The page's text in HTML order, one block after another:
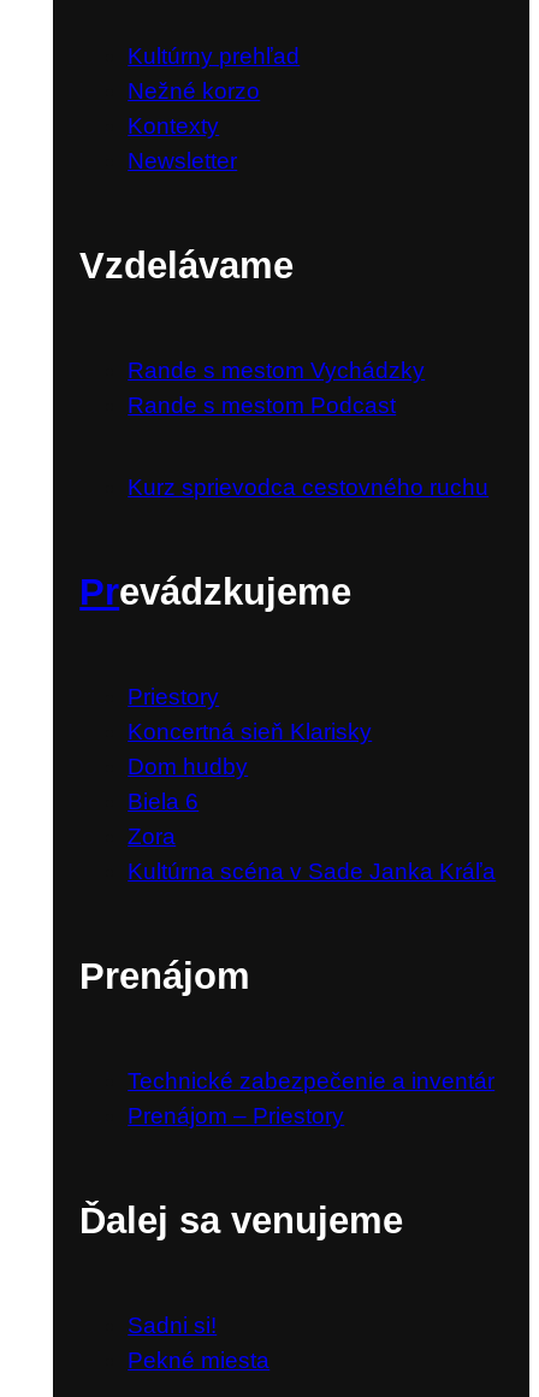
Kultúrny prehľad
Nežné korzo
Kontexty
Newsletter
Vzdelávame
Rande s mestom Vychádzky
Rande s mestom Podcast
Kurz sprievodca cestovného ruchu
Prevádzkujeme
Priestory
Koncertná sieň Klarisky
Dom hudby
Biela 6
Zora
Kultúrna scéna v Sade Janka Kráľa
Prenájom
Technické zabezpečenie a inventár
Prenájom – Priestory
Ďalej sa venujeme
Sadni si!
Pekné miesta